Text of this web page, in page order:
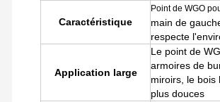
Caractéristique
Point de WGO
main de
respecte
Application large
Le point de
armoires de
miroirs, le bois
plus douces